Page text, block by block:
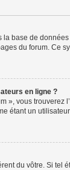
base de
du forum. Ce
en ligne ?
», vous
étant un
du vôtre. Si